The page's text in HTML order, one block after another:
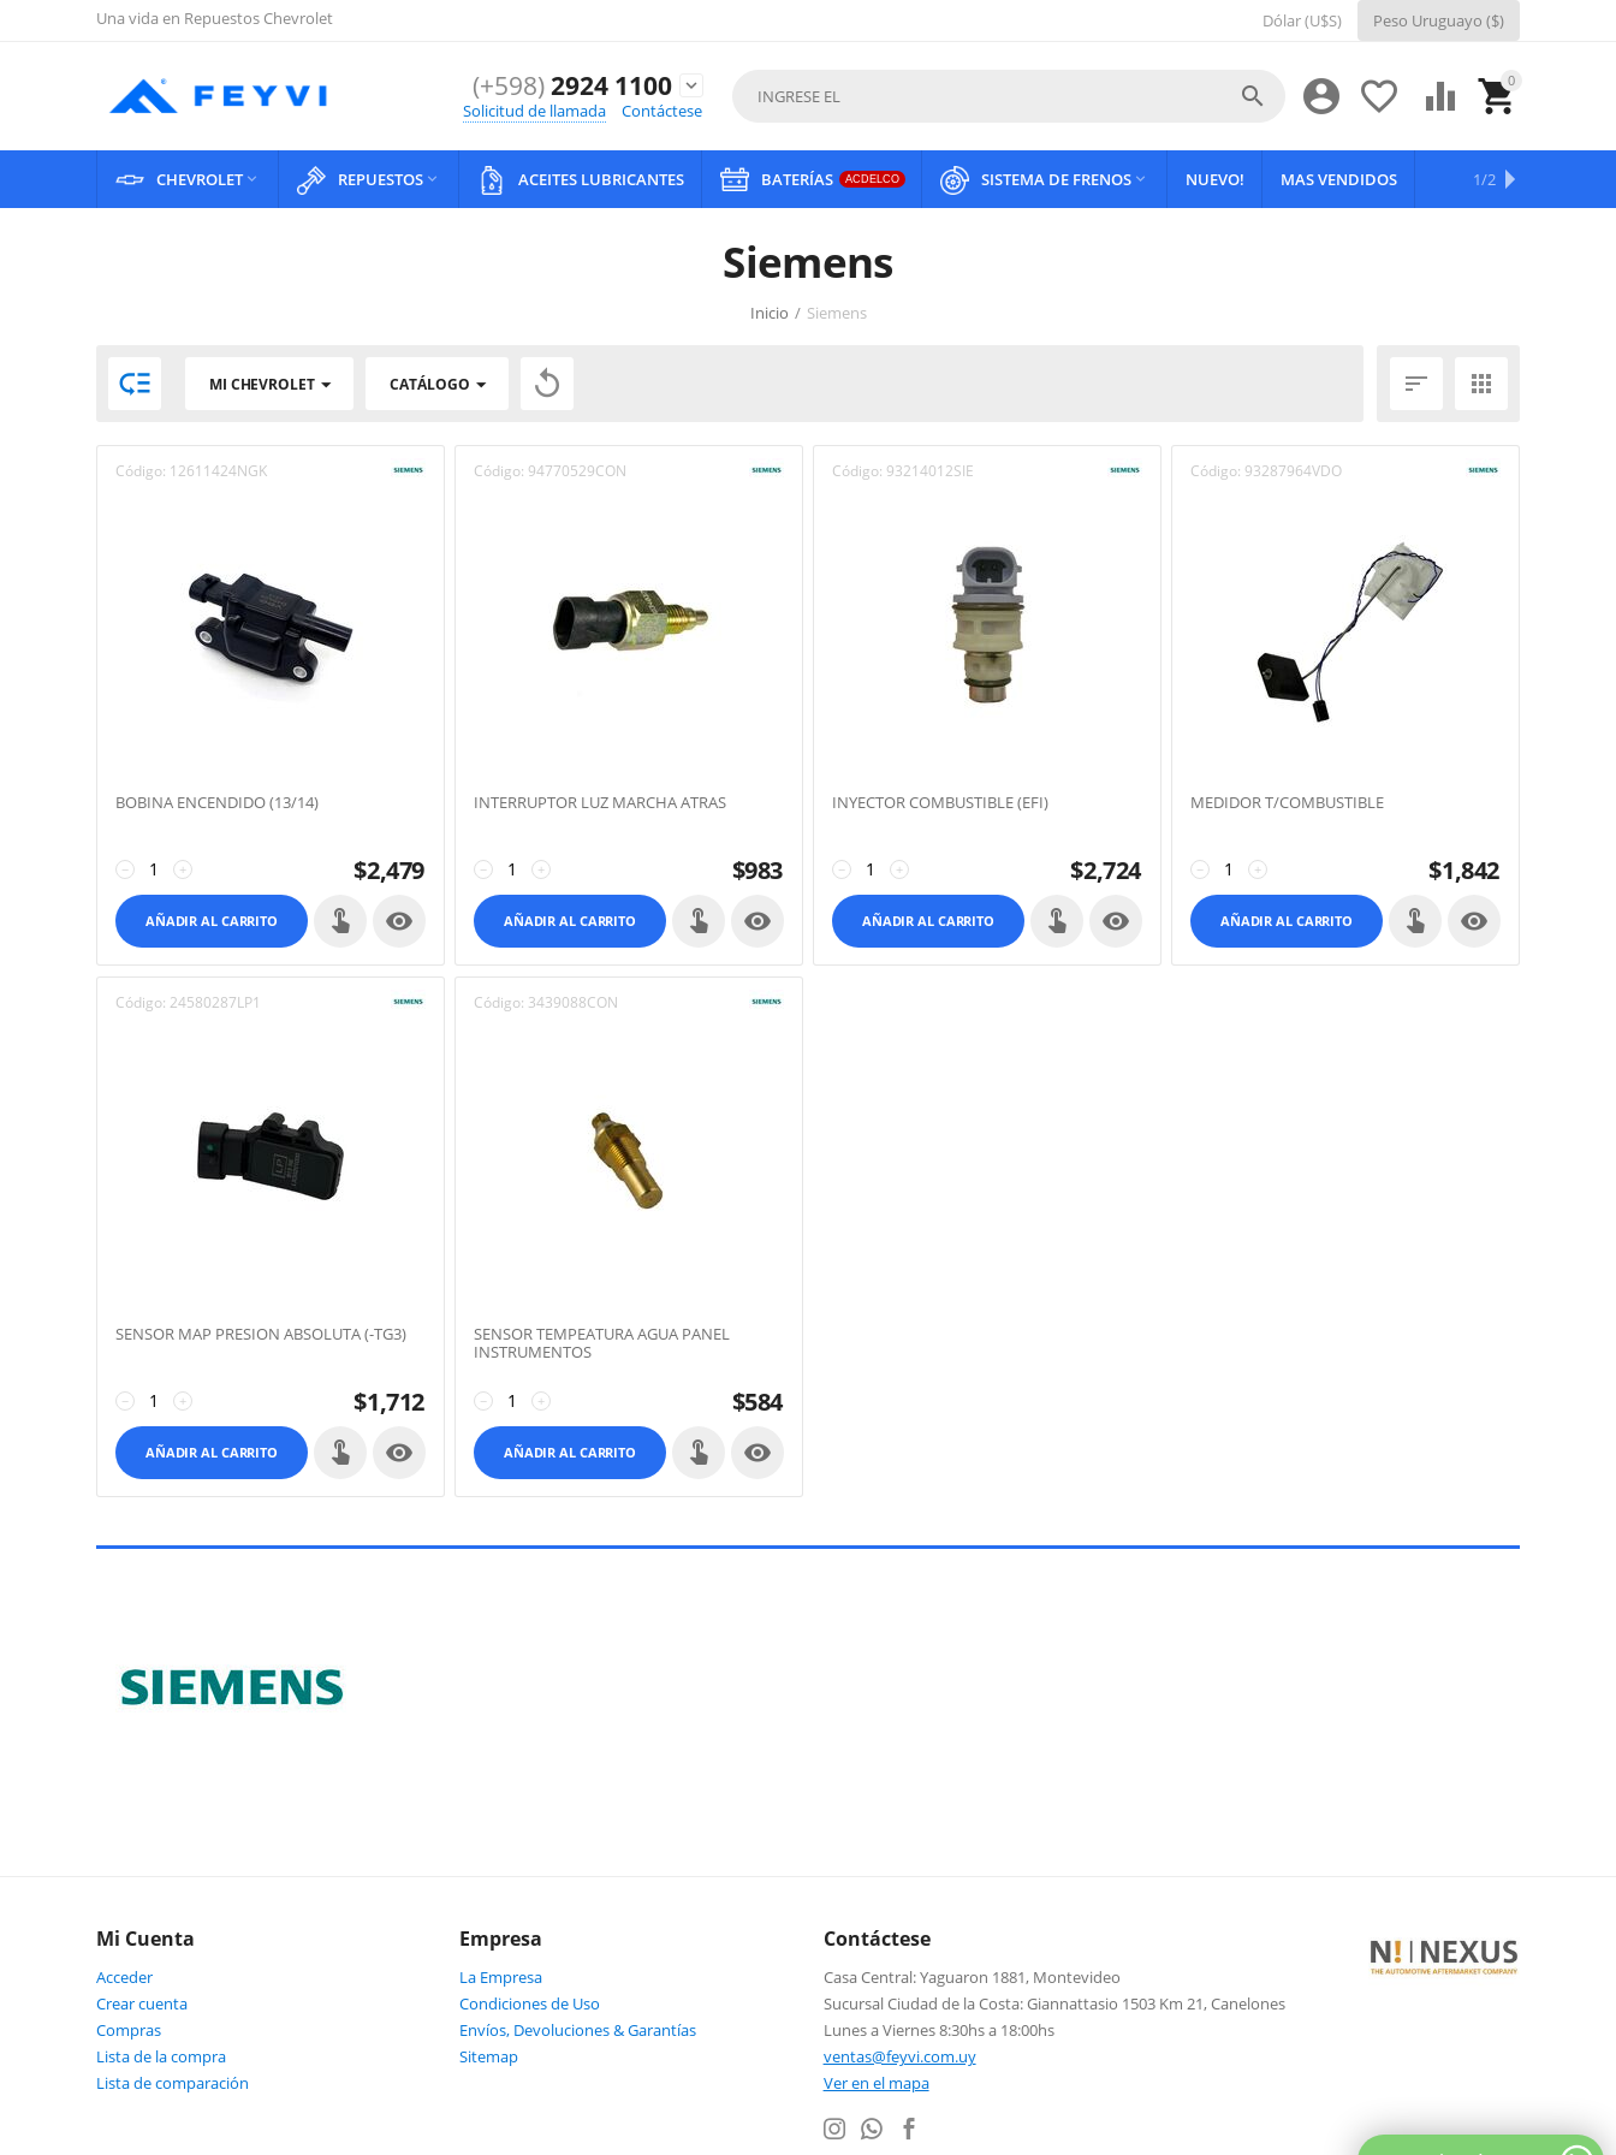
Una vida en Repuestos Chevrolet Dólar (U$S) Peso Uruguayo ($)
(+598)2924 1100
expand_more
Solicitud de llamada
Contáctese
0

 


CHEVROLET REPUESTOS  ACEITES LUBRICANTES BATERÍAS ACDELCO SISTEMA DE FRENOS  NUEVO! MAS VENDIDOS OFERTAS
1/2
Siemens
Inicio / Siemens
 MI CHEVROLET CATÁLOGO   
Código: 12611424NGK
BOBINA ENCENDIDO (13/14)
+
− $2,479
AÑADIR AL CARRITO 
Código: 94770529CON
INTERRUPTOR LUZ MARCHA ATRAS
+
− $983
AÑADIR AL CARRITO 
Código: 93214012SIE
INYECTOR COMBUSTIBLE (EFI)
+
− $2,724
AÑADIR AL CARRITO 
Código: 93287964VDO
MEDIDOR T/COMBUSTIBLE
+
− $1,842
AÑADIR AL CARRITO 
Código: 24580287LP1
SENSOR MAP PRESION ABSOLUTA (-TG3)
+
− $1,712
AÑADIR AL CARRITO 
Código: 3439088CON
SENSOR TEMPEATURA AGUA PANEL
INSTRUMENTOS
+
− $584
AÑADIR AL CARRITO 
Mi Cuenta
Acceder
Crear cuenta
Compras
Lista de la compra
Lista de comparación
Empresa
La Empresa
Condiciones de Uso
Envíos, Devoluciones & Garantías
Sitemap
Contáctese
Casa Central: Yaguaron 1881, Montevideo
Sucursal Ciudad de la Costa: Giannattasio 1503 Km 21, Canelones
Lunes a Viernes 8:30hs a 18:00hs
ventas@feyvi.com.uy
Ver en el mapa